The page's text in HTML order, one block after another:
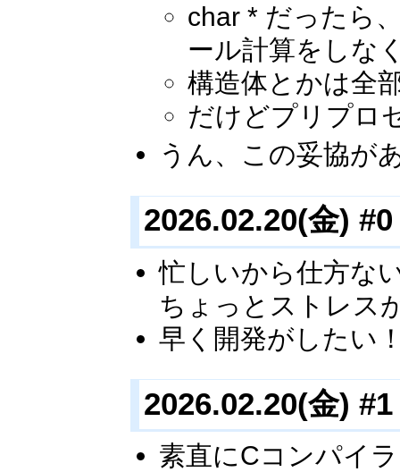
char * だったら
ール計算をしな
構造体とかは全
だけどプリプロ
うん、この妥協が
2026.02.20(金) #0
忙しいから仕方な
ちょっとストレス
早く開発がしたい
2026.02.20(金) #1
素直にCコンパイ